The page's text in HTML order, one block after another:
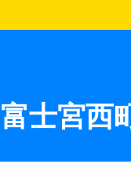
富士宮西